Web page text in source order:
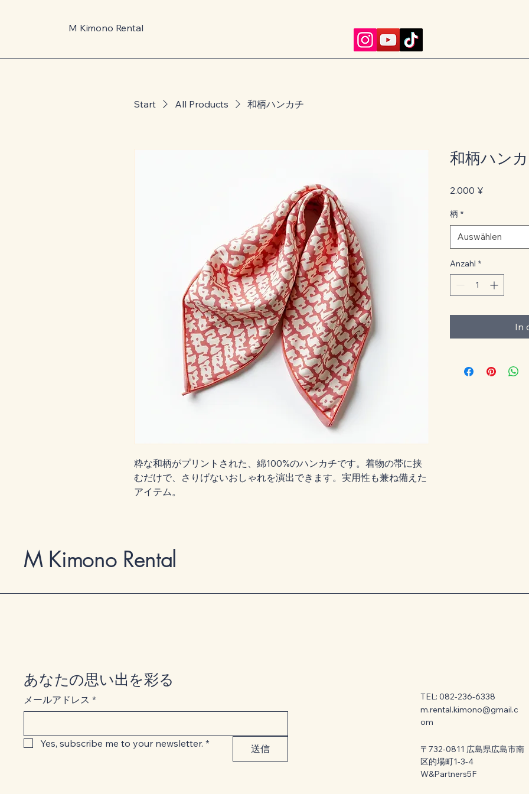
M Kimono Rental
Start All Products 和柄ハンカチ
粋な和柄がプリントされた、綿100%のハンカチです。着物の帯に挟
むだけで、さりげないおしゃれを演出できます。実用性も兼ね備えた
アイテム。
和柄ハン
2.000 ¥Preis
柄 *
Auswählen
Anzahl *
In
M Kimono Rental
あなたの思い出を彩る
メールアドレス *
Yes, subscribe me to your newsletter. * 送信
TEL: 082-236-6338
m.rental.kimono@gmail.c
om
〒732-0811 広島県広島市南
区的場町1-3-4
W&Partners5F